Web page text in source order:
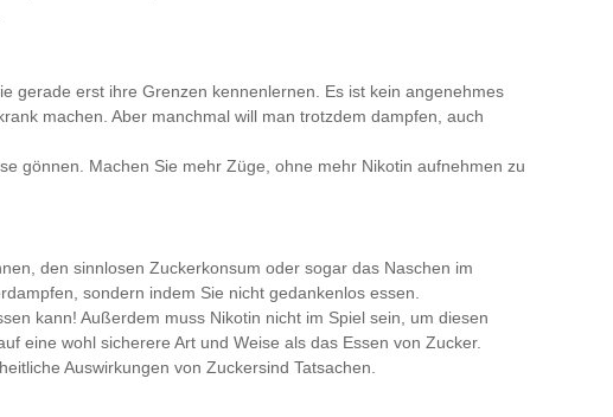
gerade erst ihre Grenzen kennenlernen. Es ist kein angenehmes
machen. Aber manchmal will man trotzdem dampfen, auch
gönnen. Machen Sie mehr Züge, ohne mehr Nikotin aufnehmen zu
den sinnlosen Zuckerkonsum oder sogar das Naschen im
sondern indem Sie nicht gedankenlos essen.
kann! Außerdem muss Nikotin nicht im Spiel sein, um diesen
eine wohl sicherere Art und Weise als das Essen von Zucker.
Auswirkungen von Zuckersind Tatsachen.